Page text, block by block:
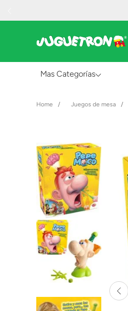
Mas Categorías
Creatividad y Arte
Figuras de Acción
Gadgets y
Juegos de Mesa
Lanzadores
Muñecas
Construcción
Peluches
Juegos de mesa